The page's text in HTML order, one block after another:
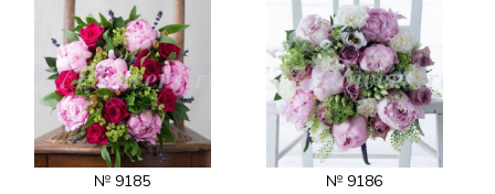
№ 9185
№ 9186